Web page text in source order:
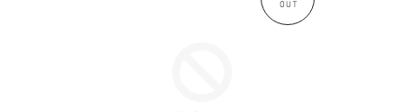
OUT